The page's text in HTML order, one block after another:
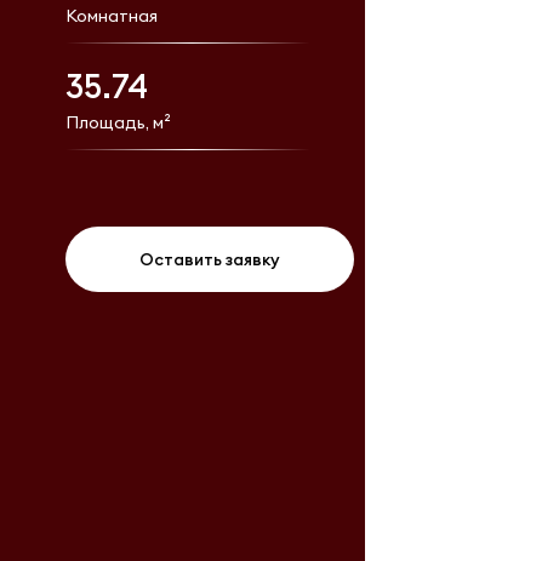
Комнатная
35.74
Площадь, м²
Оставить заявку